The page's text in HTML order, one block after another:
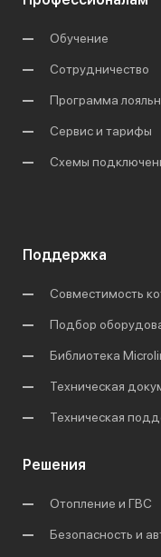
Обучение
Сотрудничество
Программа
Сервис и тарифы
Схемы
Поддержка
Совместимость
Подбор
Библиотека
Техническая
Техническая
Решения
Отопление и ГВС
Безопасность и